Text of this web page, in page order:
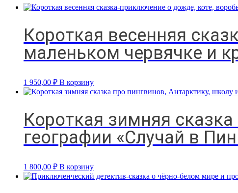
Короткая весенняя
маленьком червячке и
1 950,00 ₽ В корзину
Короткая зимняя
географии «Случай в
1 800,00 ₽ В корзину